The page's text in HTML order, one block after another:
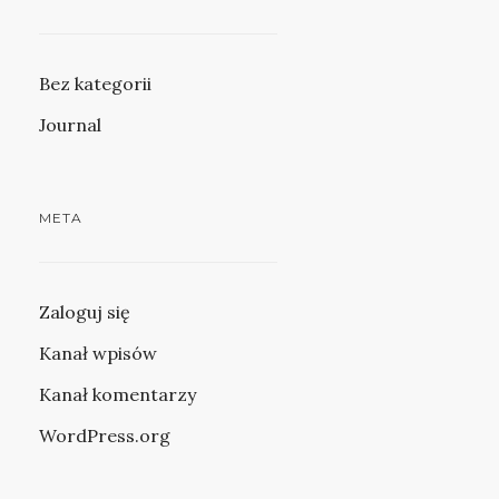
Bez kategorii
Journal
META
Zaloguj się
Kanał wpisów
Kanał komentarzy
WordPress.org